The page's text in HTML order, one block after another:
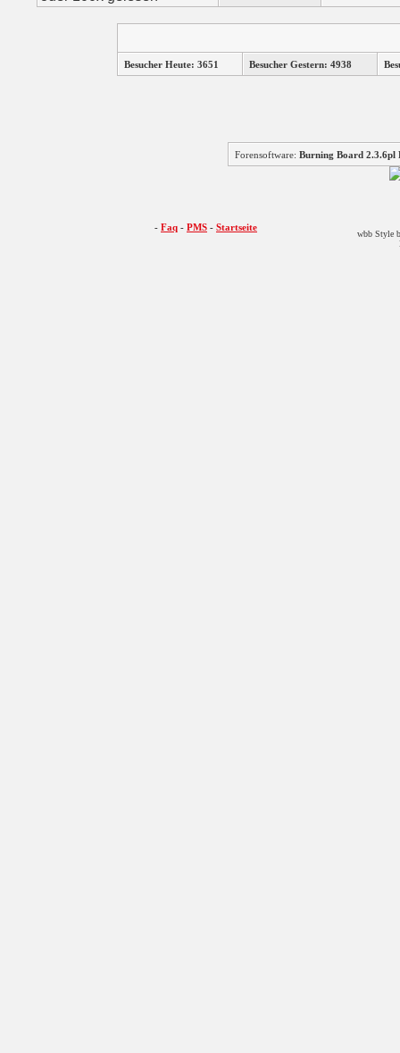
Besucher Heute: 3651 Besucher Gestern: 4938
Forensoftware: Burning Board
- Faq - PMS - Startseite
wbb Style